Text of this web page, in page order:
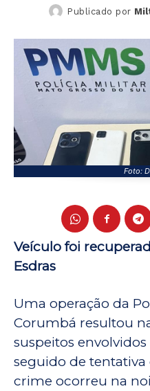
Publicado por
Foto:
Veículo foi
Esdras
Uma operação da
Corumbá resultou
suspeitos
seguido de
crime ocorreu na